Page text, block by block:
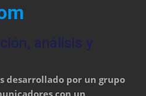
análisis y
desarrollado por un grupo
con un